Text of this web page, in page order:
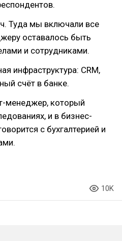
Туда мы включали все
оставалось быть
и сотрудниками.
инфраструктура: CRM,
счёт в банке.
менеджер, который
и в бизнес-
с бухгалтерией и
10K